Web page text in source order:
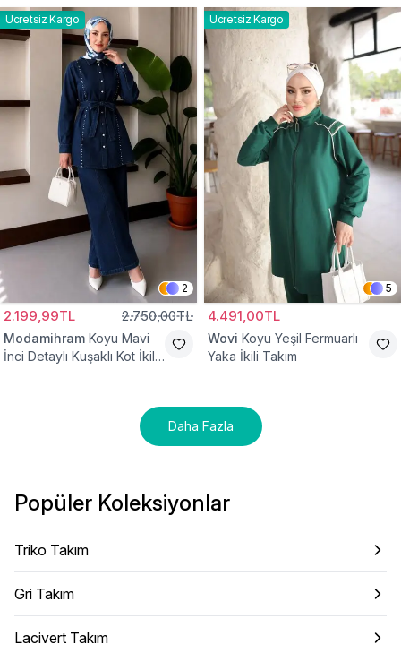
Ücretsiz Kargo
2
2.199,99TL 2.750,00TL
Modamihram Koyu Mavi
İnci Detaylı Kuşaklı Kot İkili
Ücretsiz Kargo
5
4.491,00TL
Wovi Koyu Yeşil Fermuarlı
Yaka İkili Takım
Daha Fazla
Popüler Koleksiyonlar
Triko Takım
Gri Takım
Lacivert Takım